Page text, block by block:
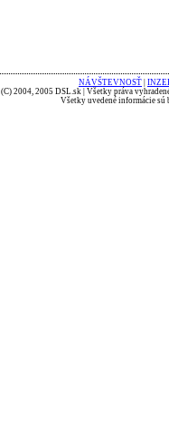
NÁVŠTEVNOSŤ
(C) 2004, 2005 DSL.sk | Všetky práva
Všetky uvedené informácie sú